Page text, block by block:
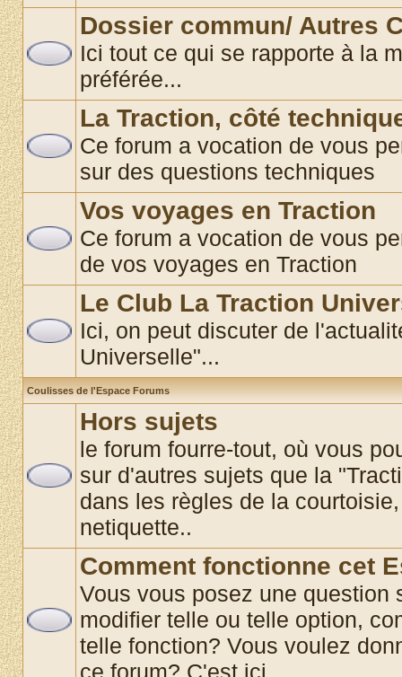
Dossier commun/ Autres
Ici tout ce qui se rapporte à la
préférée...
La Traction, côté
Ce forum a vocation de vous
sur des questions techniques
Vos voyages en Traction
Ce forum a vocation de vous
de vos voyages en Traction
Le Club La Traction
Ici, on peut discuter de
Universelle"...
Coulisses de l'Espace Forums
Hors sujets
le forum fourre-tout, où vous
sur d'autres sujets que la
dans les règles de la
netiquette..
Comment fonctionne cet
Vous vous posez une question
modifier telle ou telle option,
telle fonction? Vous voulez
ce forum? C'est ici............